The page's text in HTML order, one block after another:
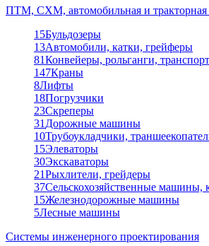
ПТМ, СХМ, автомобильная и тракторная
15Бульдозеры
13Автомобили, катки, грейферы
81Конвейеры, рольганги,
147Краны
8Лифты
18Погрузчики
23Скреперы
31 Дорожные машины
10Трубоукладчики,
15Элеваторы
30Экскаваторы
21Рыхлители, грейдеры
37Сельскохозяйственные машины,
15Железнодорожные машины
5Лесные машины
Системы инженерного проектирования